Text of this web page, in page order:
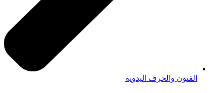
الفنون والحرف اليدوية